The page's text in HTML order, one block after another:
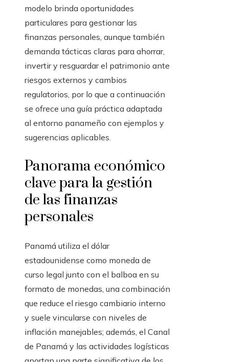
modelo brinda oportunidades
particulares para gestionar las
finanzas personales, aunque también
demanda tácticas claras para ahorrar,
invertir y resguardar el patrimonio ante
riesgos externos y cambios
regulatorios, por lo que a continuación
se ofrece una guía práctica adaptada
al entorno panameño con ejemplos y
sugerencias aplicables.
Panorama económico
clave para la gestión
de las finanzas
personales
Panamá utiliza el dólar
estadounidense como moneda de
curso legal junto con el balboa en su
formato de monedas, una combinación
que reduce el riesgo cambiario interno
y suele vincularse con niveles de
inflación manejables; además, el Canal
de Panamá y las actividades logísticas